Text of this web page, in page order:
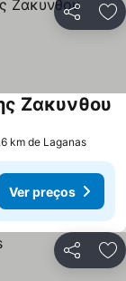
Partilhar
Ζακυνθου
km de Laganas
Ver preços
Partilhar